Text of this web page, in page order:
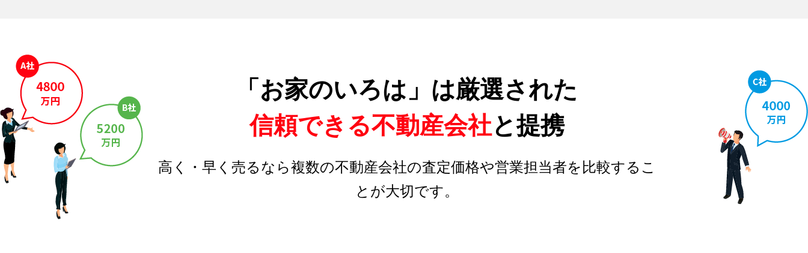
「お家のいろは」は厳選された
信頼できる不動産会社と提携
高く・早く売るなら複数の不動産会社の査定価格や営業担当者を比較するこ
とが大切です。